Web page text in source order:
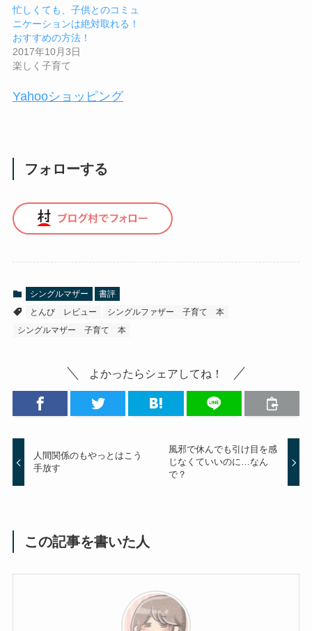
忙しくても、子供とのコミュ
ニケーションは絶対取れる！
おすすめの方法！
2017年10月3日
楽しく子育て
Yahooショッピング
フォローする
シングルマザー
書評
とんび レビュー
シングルファザー 子育て 本
シングルマザー 子育て 本
よかったらシェアしてね！
人間関係のもやっとはこう
手放す
風邪で休んでも引け目を感
じなくていいのに…なん
で？
この記事を書いた人